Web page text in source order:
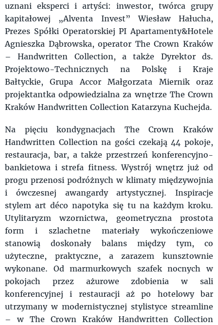
uznani eksperci i artyści: inwestor, twórca grupy
kapitałowej „Alventa Invest” Wiesław Hałucha,
Prezes Spółki Operatorskiej PI Apartamenty&Hotele
Agnieszka Dąbrowska, operator The Crown Kraków
– Handwritten Collection, a także Dyrektor ds.
Projektowo-Technicznych na Polskę i Kraje
Bałtyckie, Grupa Accor Małgorzata Miernik oraz
projektantka odpowiedzialna za wnętrze The Crown
Kraków Handwritten Collection Katarzyna Kuchejda.
Na pięciu kondygnacjach The Crown Kraków
Handwritten Collection na gości czekają 44 pokoje,
restauracja, bar, a także przestrzeń konferencyjno-
bankietowa i strefa fitness. Wystrój wnętrz już od
progu przenosi podróżnych w klimaty międzywojnia
i ówczesnej awangardy artystycznej. Inspiracje
stylem art déco napotyka się tu na każdym kroku.
Utylitaryzm wzornictwa, geometryczna prostota
form i szlachetne materiały wykończeniowe
stanowią doskonały balans między tym, co
użyteczne, praktyczne, a zarazem kunsztownie
wykonane. Od marmurkowych szafek nocnych w
pokojach przez ażurowe zdobienia w sali
konferencyjnej i restauracji aż po hotelowy bar
utrzymany w modernistycznej stylistyce streamline
– w The Crown Kraków Handwritten Collection